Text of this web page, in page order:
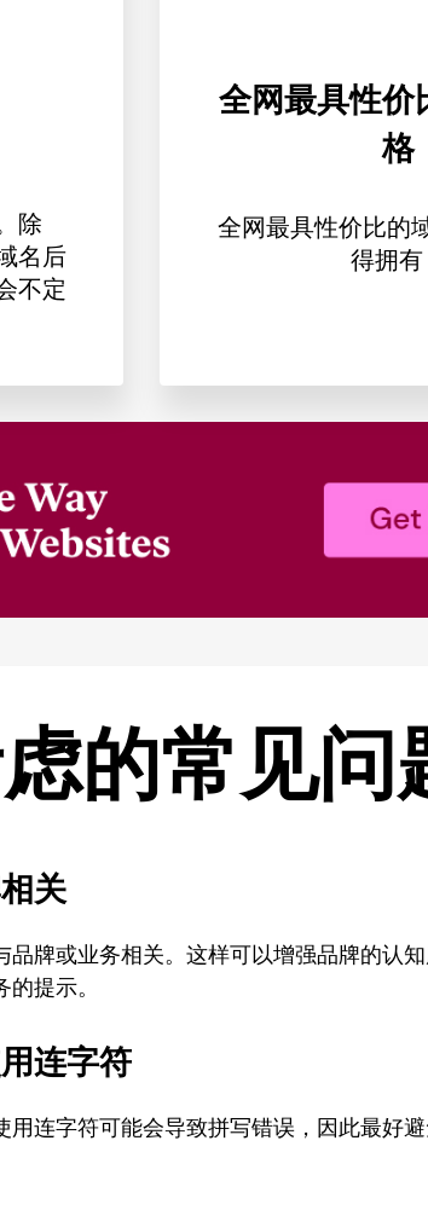
除
名后
不定
全网最具性价
格
全网最具性价比的
得拥有
的常见问
关
品牌或业务相关。这样可以增强品牌的认
提示。
连字符
用连字符可能会导致拼写错误，因此最好避